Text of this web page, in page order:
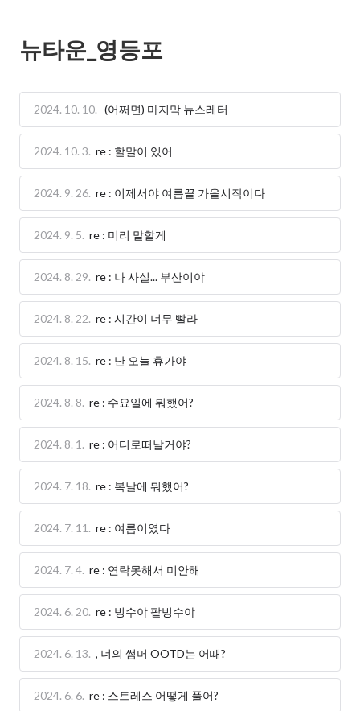
뉴타운_영등포
2024. 10. 10. (어쩌면) 마지막 뉴스레터
2024. 10. 3. re : 할말이 있어
2024. 9. 26. re : 이제서야 여름끝 가을시작이다
2024. 9. 5. re : 미리 말할게
2024. 8. 29. re : 나 사실... 부산이야
2024. 8. 22. re : 시간이 너무 빨라
2024. 8. 15. re : 난 오늘 휴가야
2024. 8. 8. re : 수요일에 뭐했어?
2024. 8. 1. re : 어디로떠날거야?
2024. 7. 18. re : 복날에 뭐했어?
2024. 7. 11. re : 여름이였다
2024. 7. 4. re : 연락못해서 미안해
2024. 6. 20. re : 빙수야 팥빙수야
2024. 6. 13. , 너의 썸머 OOTD는 어때?
2024. 6. 6. re : 스트레스 어떻게 풀어?